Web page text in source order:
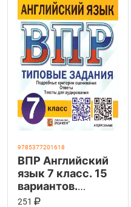
9785377201618
ВПР Английский
язык 7 класс. 15
вариантов.
ФИОКО
251
В КОРЗИНУ